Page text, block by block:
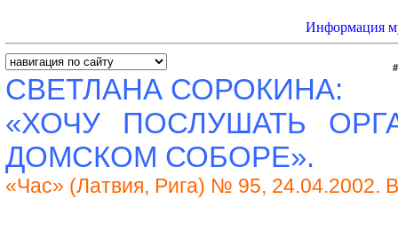
Информация
СВЕТЛАНА СОРОКИНА:
«ХОЧУ ПОСЛУШАТЬ
ДОМСКОМ СОБОРЕ».
«Час» (Латвия, Рига) № 95,